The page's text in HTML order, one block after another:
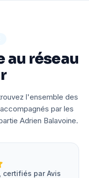
au réseau
l'ensemble des
par les
Adrien Balavoine.
certifiés par Avis